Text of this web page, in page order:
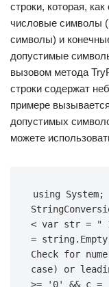
строки, которая,
числовые символы
символы) и
допустимые
вызовом метода
строки содержат
примере
допустимых
можете
using
< var str = "
=
Check for
case) or
>= '0' && c =